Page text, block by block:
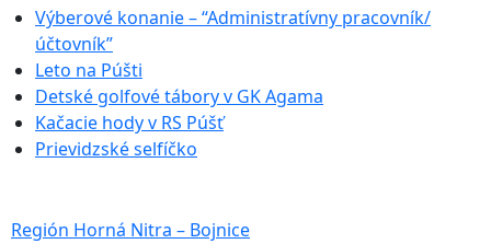
Výberové konanie – “Administratívny pracovník/
účtovník”
Leto na Púšti
Detské golfové tábory v GK Agama
Kačacie hody v RS Púšť
Prievidzské selfíčko
Región Horná Nitra – Bojnice